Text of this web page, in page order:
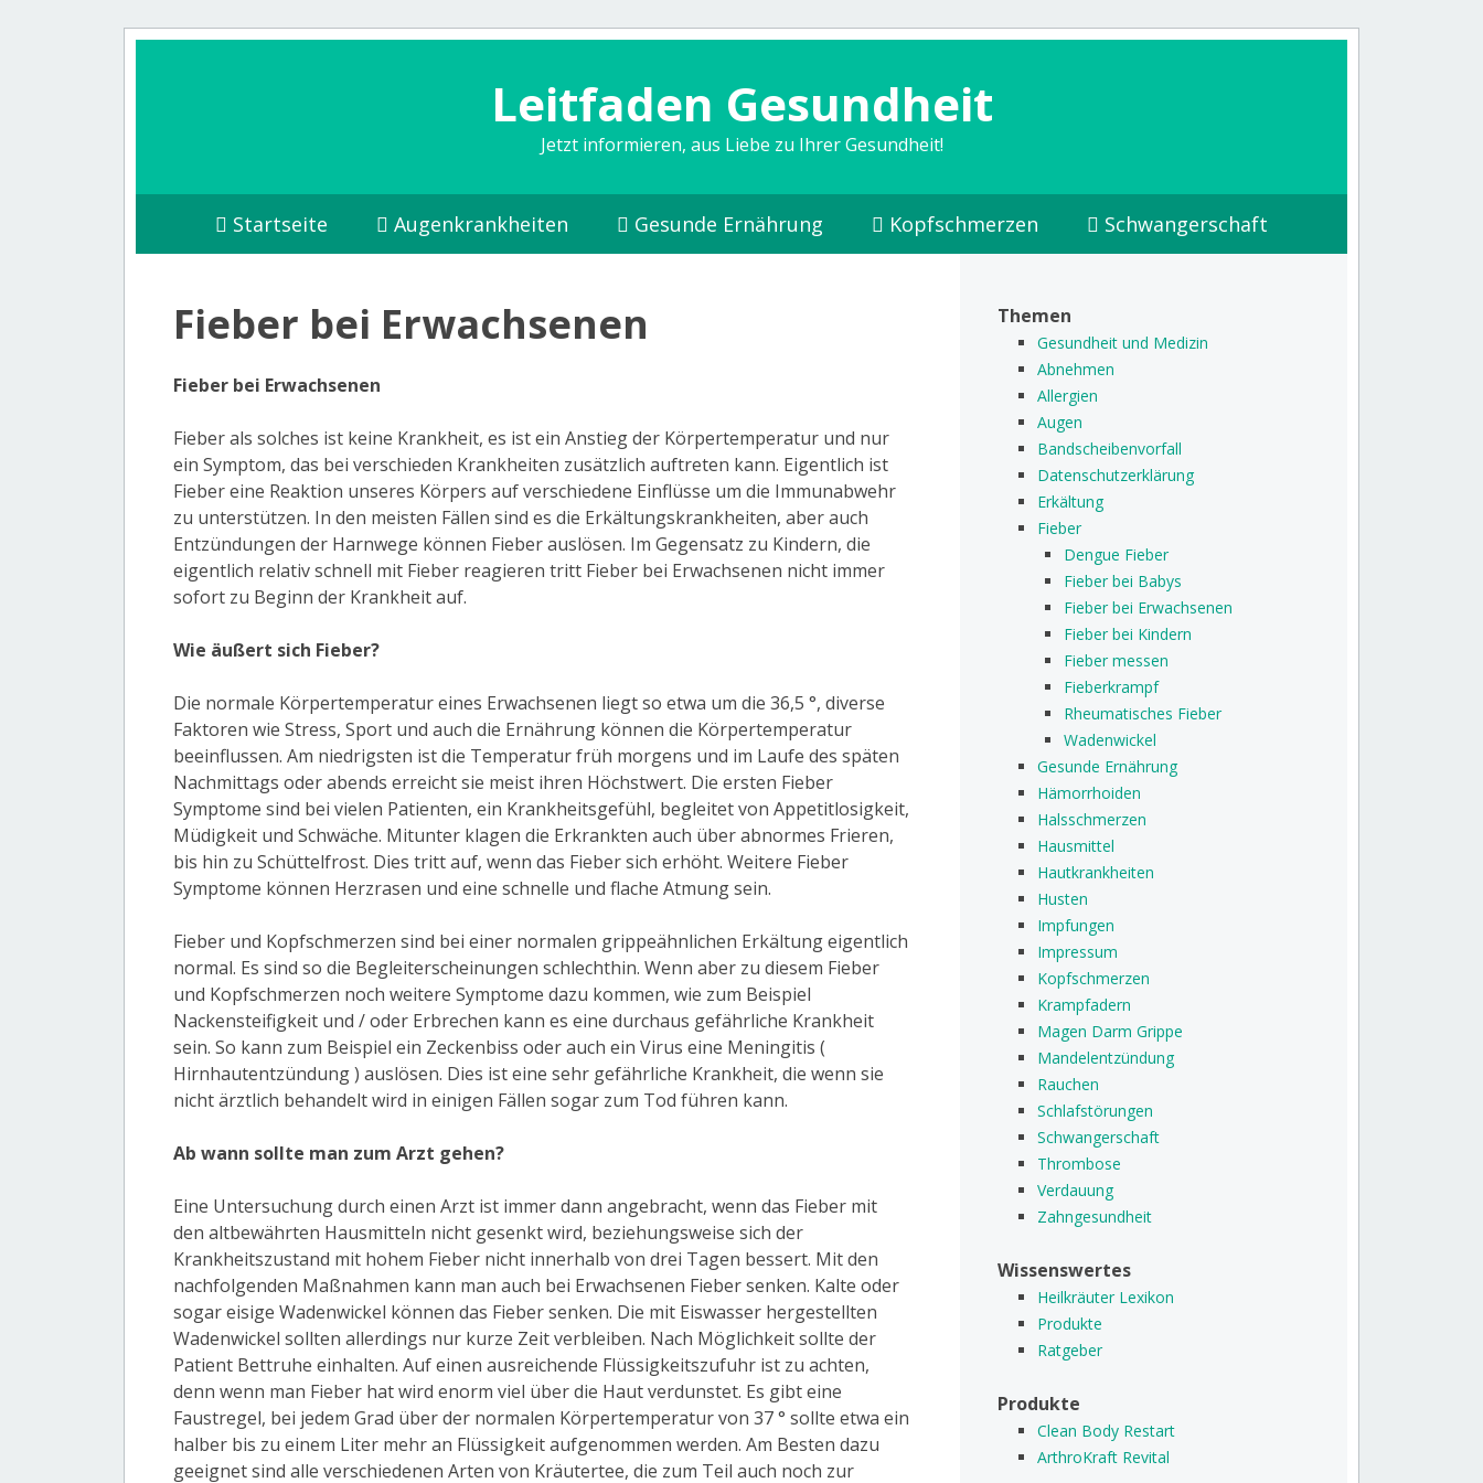
Leitfaden Gesundheit
Jetzt informieren, aus Liebe zu Ihrer Gesundheit!
Startseite Augenkrankheiten Gesunde Ernährung Kopfschmerzen Schwangerschaft
Fieber bei Erwachsenen
Fieber bei Erwachsenen
Fieber als solches ist keine Krankheit, es ist ein Anstieg der Körpertemperatur und nur
ein Symptom, das bei verschieden Krankheiten zusätzlich auftreten kann. Eigentlich ist
Fieber eine Reaktion unseres Körpers auf verschiedene Einflüsse um die Immunabwehr
zu unterstützen. In den meisten Fällen sind es die Erkältungskrankheiten, aber auch
Entzündungen der Harnwege können Fieber auslösen. Im Gegensatz zu Kindern, die
eigentlich relativ schnell mit Fieber reagieren tritt Fieber bei Erwachsenen nicht immer
sofort zu Beginn der Krankheit auf.
Wie äußert sich Fieber?
Die normale Körpertemperatur eines Erwachsenen liegt so etwa um die 36,5 °, diverse
Faktoren wie Stress, Sport und auch die Ernährung können die Körpertemperatur
beeinflussen. Am niedrigsten ist die Temperatur früh morgens und im Laufe des späten
Nachmittags oder abends erreicht sie meist ihren Höchstwert. Die ersten Fieber
Symptome sind bei vielen Patienten, ein Krankheitsgefühl, begleitet von Appetitlosigkeit,
Müdigkeit und Schwäche. Mitunter klagen die Erkrankten auch über abnormes Frieren,
bis hin zu Schüttelfrost. Dies tritt auf, wenn das Fieber sich erhöht. Weitere Fieber
Symptome können Herzrasen und eine schnelle und flache Atmung sein.
Fieber und Kopfschmerzen sind bei einer normalen grippeähnlichen Erkältung eigentlich
normal. Es sind so die Begleiterscheinungen schlechthin. Wenn aber zu diesem Fieber
und Kopfschmerzen noch weitere Symptome dazu kommen, wie zum Beispiel
Nackensteifigkeit und / oder Erbrechen kann es eine durchaus gefährliche Krankheit
sein. So kann zum Beispiel ein Zeckenbiss oder auch ein Virus eine Meningitis (
Hirnhautentzündung ) auslösen. Dies ist eine sehr gefährliche Krankheit, die wenn sie
nicht ärztlich behandelt wird in einigen Fällen sogar zum Tod führen kann.
Ab wann sollte man zum Arzt gehen?
Eine Untersuchung durch einen Arzt ist immer dann angebracht, wenn das Fieber mit
den altbewährten Hausmitteln nicht gesenkt wird, beziehungsweise sich der
Krankheitszustand mit hohem Fieber nicht innerhalb von drei Tagen bessert. Mit den
nachfolgenden Maßnahmen kann man auch bei Erwachsenen Fieber senken. Kalte oder
sogar eisige Wadenwickel können das Fieber senken. Die mit Eiswasser hergestellten
Wadenwickel sollten allerdings nur kurze Zeit verbleiben. Nach Möglichkeit sollte der
Patient Bettruhe einhalten. Auf einen ausreichende Flüssigkeitszufuhr ist zu achten,
denn wenn man Fieber hat wird enorm viel über die Haut verdunstet. Es gibt eine
Faustregel, bei jedem Grad über der normalen Körpertemperatur von 37 ° sollte etwa ein
halber bis zu einem Liter mehr an Flüssigkeit aufgenommen werden. Am Besten dazu
geeignet sind alle verschiedenen Arten von Kräutertee, die zum Teil auch noch zur
Themen
Gesundheit und Medizin
Abnehmen
Allergien
Augen
Bandscheibenvorfall
Datenschutzerklärung
Erkältung
Fieber
Dengue Fieber
Fieber bei Babys
Fieber bei Erwachsenen
Fieber bei Kindern
Fieber messen
Fieberkrampf
Rheumatisches Fieber
Wadenwickel
Gesunde Ernährung
Hämorrhoiden
Halsschmerzen
Hausmittel
Hautkrankheiten
Husten
Impfungen
Impressum
Kopfschmerzen
Krampfadern
Magen Darm Grippe
Mandelentzündung
Rauchen
Schlafstörungen
Schwangerschaft
Thrombose
Verdauung
Zahngesundheit
Wissenswertes
Heilkräuter Lexikon
Produkte
Ratgeber
Produkte
Clean Body Restart
ArthroKraft Revital